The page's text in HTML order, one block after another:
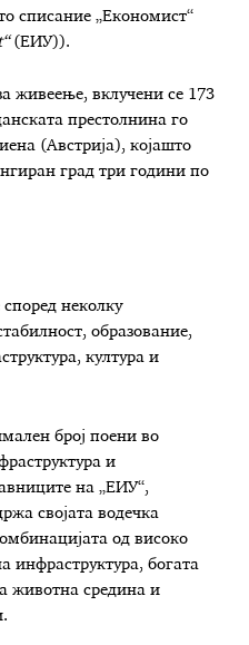
списание „Економист“
(ЕИУ)).
живеење, вклучени се 173
престолнина го
(Австрија), којашто
град три години по
неколку
образование,
култура и
број поени во
и
на „ЕИУ“,
својата водечка
од високо
инфраструктура, богата
животна средина и